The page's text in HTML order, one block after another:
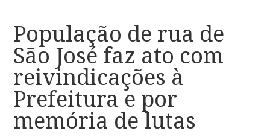
População de rua de
São José faz ato com
reivindicações à
Prefeitura e por
memória de lutas